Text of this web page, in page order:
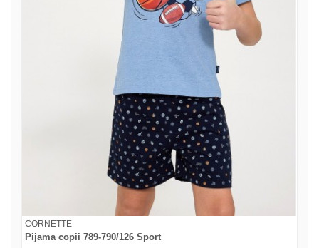
CORNETTE
Pijama copii 789-790/126 Sport